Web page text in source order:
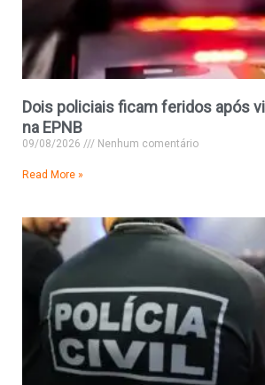
Dois policiais ficam feridos após
na EPNB
09/08/2026 Nenhum comentário
Read More »